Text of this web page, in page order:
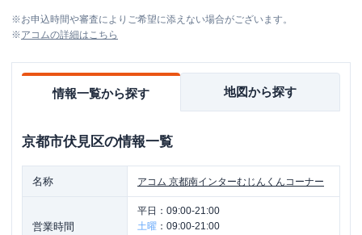
※お申込時間や審査によりご希望に添えない場合がございます。
※アコムの詳細はこちら
情報一覧から探す 地図から探す
京都市伏見区の情報一覧
名称 アコム 京都南インターむじんくんコーナー
営業時間
平日： 09:00-21:00
土曜 ： 09:00-21:00